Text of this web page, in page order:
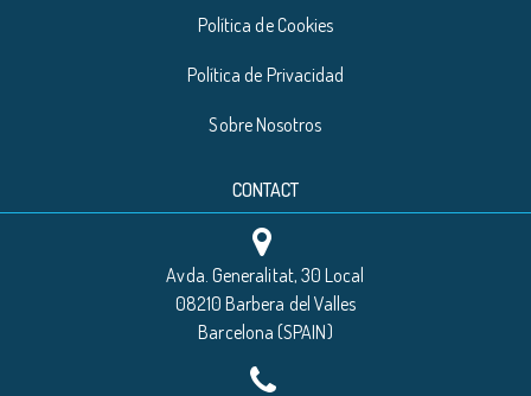
Política de Cookies
Política de Privacidad
Sobre Nosotros
CONTACT
Avda. Generalitat, 30 Local
08210 Barbera del Valles
Barcelona (SPAIN)